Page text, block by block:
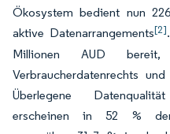
Ökosystem bedient nun
aktive Datenarrangements[2]
Millionen AUD
Verbraucherdatenrechts
Überlegene
erscheinen in 52 % der